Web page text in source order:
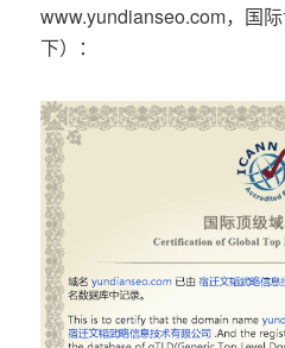
www.yundianseo.com，国
下）：